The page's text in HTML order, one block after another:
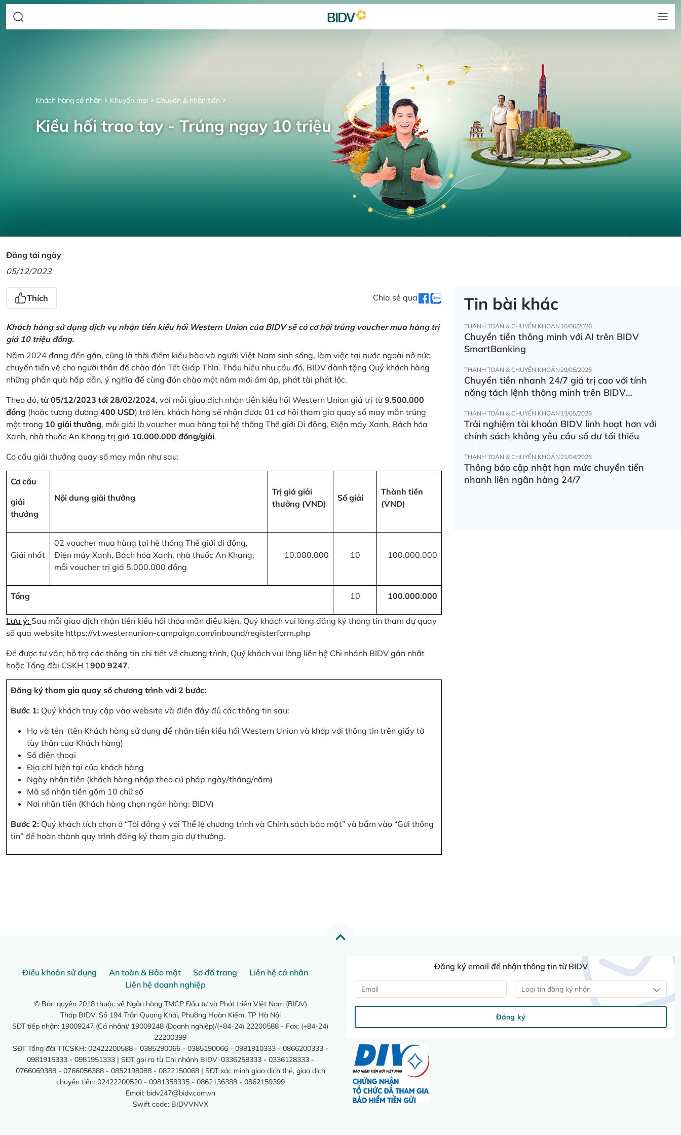
Khách hàng cá nhân Khuyến mại Chuyển & nhận tiền
Kiều hối trao tay - Trúng ngay 10 triệu
Đăng tải ngày
05/12/2023
Thích Chia sẻ qua
Khách hàng sử dụng dịch vụ nhận tiền kiều hối Western Union của BIDV sẽ có cơ hội trúng voucher mua hàng trị
giá 10 triệu đồng.
Năm 2024 đang đến gần, cũng là thời điểm kiều bào và người Việt Nam sinh sống, làm việc tại nước ngoài nô nức
chuyển tiền về cho người thân để chào đón Tết Giáp Thìn. Thấu hiểu nhu cầu đó, BIDV dành tặng Quý khách hàng
những phần quà hấp dẫn, ý nghĩa để cùng đón chào một năm mới ấm áp, phát tài phát lộc.
Theo đó, từ 05/12/2023 tới 28/02/2024, với mỗi giao dịch nhận tiền kiều hối Western Union giá trị từ9.500.000
đồng (hoặc tương đương 400 USD) trở lên, khách hàng sẽ nhận được 01 cơ hội tham gia quay số may mắn trúng
một trong 10 giải thưởng, mỗi giải là voucher mua hàng tại hệ thống Thế giới Di động, Điện máy Xanh, Bách hóa
Xanh, nhà thuốc An Khang trị giá 10.000.000 đồng/giải.
Cơ cấu giải thưởng quay số may mắn như sau:
Cơ cấu
giải
thưởng
Nội dung giải thưởng
Trị giá giải
thưởng (VND)
Số giải
Thành tiền
(VND)
Giải nhất
02 voucher mua hàng tại hệ thống Thế giới di động,
Điện máy Xanh, Bách hóa Xanh, nhà thuốc An Khang,
mỗi voucher trị giá 5.000.000 đồng
10.000.000 10 100.000.000
Tổng 10 100.000.000
Lưu ý: Sau mỗi giao dịch nhận tiền kiều hối thỏa mãn điều kiện, Quý khách vui lòng đăng ký thông tin tham dự quay
số qua website https://vt.westernunion-campaign.com/inbound/registerform.php
Để được tư vấn, hỗ trợ các thông tin chi tiết về chương trình, Quý khách vui lòng liên hệ Chi nhánh BIDV gần nhất
hoặc Tổng đài CSKH 1900 9247.
Đăng ký tham gia quay số chương trình với 2 bước:
Bước 1: Quý khách truy cập vào website và điền đầy đủ các thông tin sau:
Họ và tên (tên Khách hàng sử dụng để nhận tiền kiều hối Western Union và khớp với thông tin trên giấy tờ
tùy thân của Khách hàng)
Số điện thoại
Địa chỉ hiện tại của khách hàng
Ngày nhận tiền (khách hàng nhập theo cú pháp ngày/tháng/năm)
Mã số nhận tiền gồm 10 chữ số
Nơi nhận tiền (Khách hàng chọn ngân hàng: BIDV)
Bước 2: Quý khách tích chọn ô “Tôi đồng ý với Thể lệ chương trình và Chính sách bảo mật” và bấm vào “Gửi thông
tin” để hoàn thành quy trình đăng ký tham gia dự thưởng.
Tin bài khác
THANH TOÁN & CHUYỂN KHOẢN 10/06/2026
Chuyển tiền thông minh với AI trên BIDV
SmartBanking
THANH TOÁN & CHUYỂN KHOẢN 29/05/2026
Chuyển tiền nhanh 24/7 giá trị cao với tính
năng tách lệnh thông minh trên BIDV
THANH TOÁN & CHUYỂN KHOẢN 13/05/2026
Trải nghiệm tài khoản BIDV linh hoạt hơn với
chính sách không yêu cầu số dư tối thiểu
THANH TOÁN & CHUYỂN KHOẢN 21/04/2026
Thông báo cập nhật hạn mức chuyển tiền
nhanh liên ngân hàng 24/7
Điều khoản sử dụng An toàn & Bảo mật Sơ đồ trang
Liên hệ cá nhân
Liên hệ doanh nghiệp
© Bản quyền 2018 thuộc về Ngân hàng TMCP Đầu tư và Phát triển Việt Nam (BIDV)
Tháp BIDV, Số 194 Trần Quang Khải, Phường Hoàn Kiếm, TP Hà Nội
SĐT tiếp nhận: 19009247 (Cá nhân)/ 19009248 (Doanh nghiệp)/(+84-24) 22200588 - Fax: (+84-24)
22200399
SĐT Tổng đài TTCSKH: 02422200588 - 0385290066 - 0385190066 - 0981910333 - 0866200333 -
0981915333 - 0981951333 | SĐT gọi ra từ Chi nhánh BIDV: 0336258333 - 0336128333 -
0766069388 - 0766056388 - 0852198088 - 0822150068 | SĐT xác minh giao dịch thẻ, giao dịch
chuyển tiền: 02422200520 - 0981358335 - 0862136388 - 0862159399
Email: bidv247@bidv.com.vn
Swift code: BIDVVNVX
Đăng ký email để nhận thông tin từ BIDV
Loại tin đăng ký nhận
Đăng ký